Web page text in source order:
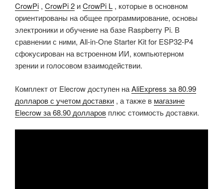
CrowPi , CrowPi 2 иCrowPi L , которые в основном
ориентированы на общее программирование, основы
электроники и обучение на базе Raspberry Pi. В
сравнении с ними, All-in-One Starter Kit for ESP32-P4
сфокусирован на встроенном ИИ, компьютерном
зрении и голосовом взаимодействии.
Комплект от Elecrow доступен наAliExpress за 80.99
долларов с учетом доставки , а также в магазине
Elecrow за 68.90 долларов плюс стоимость доставки.